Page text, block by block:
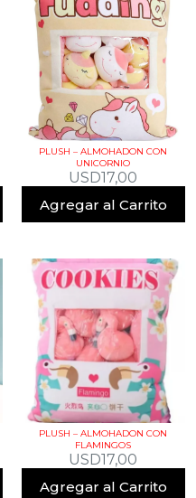
PLUSH – ALMOHADON CON
UNICORNIO
USD17,00
Agregar al Carrito
PLUSH – ALMOHADON CON
FLAMINGOS
USD17,00
Agregar al Carrito